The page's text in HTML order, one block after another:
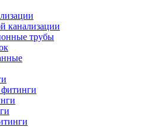
канализации
трубы